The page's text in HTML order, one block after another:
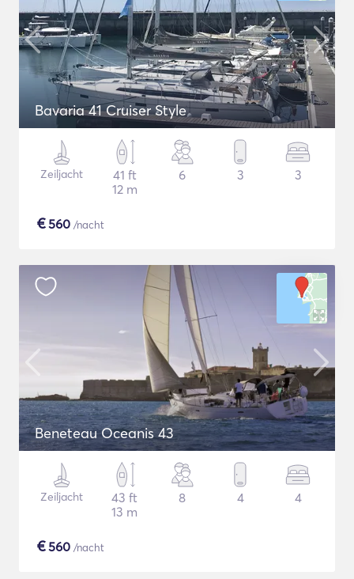
Bavaria 41 Cruiser Style
Zeiljacht
41 ft
12 m
6 3 3
€560 /nacht
Beneteau Oceanis 43
Zeiljacht
43 ft
13 m
8 4 4
€560 /nacht